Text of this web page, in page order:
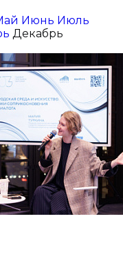
Июнь Июль
Декабрь